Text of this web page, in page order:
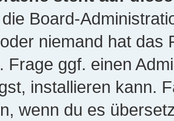
Board-
niemand hat das
Frage ggf. einen
installieren kann.
wenn du es